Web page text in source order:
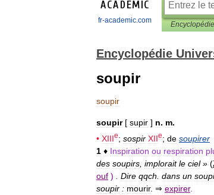
fr-academic.com
Encyclopédie
soupir
soupir
soupir[ supir ] n. m.
• XIIIe; sospir XIIe; de soupirer
1 ♦ Inspiration ou respiration
des soupirs implorait le ciel» (
ouf ) Dire qqch dans un
soupir : mourir. ⇒ expirer.